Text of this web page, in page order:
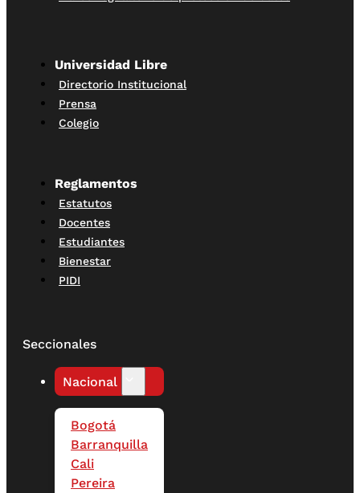
Universidad Libre
Directorio Institucional
Prensa
Colegio
Reglamentos
Estatutos
Docentes
Estudiantes
Bienestar
PIDI
Seccionales
Nacional
Bogotá
Barranquilla
Cali
Pereira